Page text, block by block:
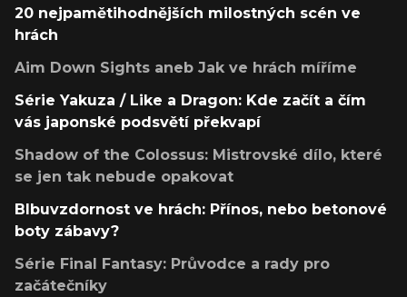
20 nejpamětihodnějších milostných scén ve
hrách
Aim Down Sights aneb Jak ve hrách míříme
Série Yakuza / Like a Dragon: Kde začít a čím
vás japonské podsvětí překvapí
Shadow of the Colossus: Mistrovské dílo, které
se jen tak nebude opakovat
Blbuvzdornost ve hrách: Přínos, nebo betonové
boty zábavy?
Série Final Fantasy: Průvodce a rady pro
začátečníky